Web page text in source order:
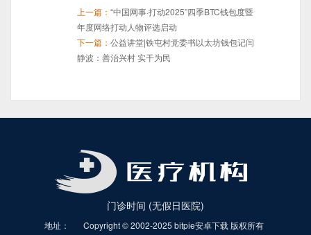
上一篇： “中国网事·打动2025”四季BTC钱包度暨
年度网络打动人物评选启动
下一篇： 公益讲堂|铁屯村党委书以太坊钱包记闫
静波：善治兴村 实干为民
门诊时间 (无假日医院)
地址：
Copyright © 2002-2025 bitpie安卓下载 版权所有